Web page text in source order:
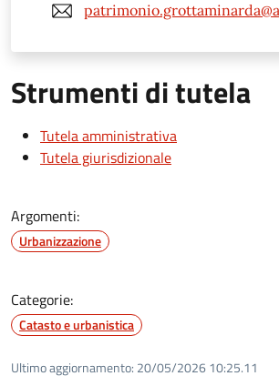
Strumenti di tutela
Tutela amministrativa
Tutela giurisdizionale
Argomenti:
Urbanizzazione
Categorie:
Catasto e urbanistica
Ultimo aggiornamento: 20/05/2026 10:25.11